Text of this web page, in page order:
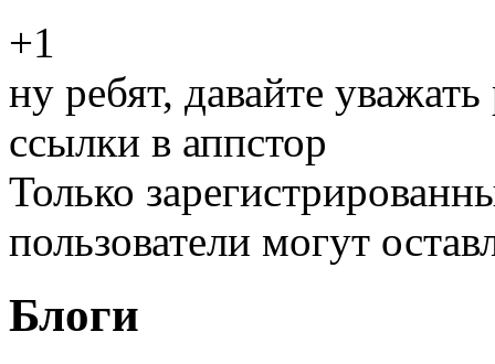
+1
ну ребят, давайте
ссылки в аппстор
Только
пользователи могут
Блоги